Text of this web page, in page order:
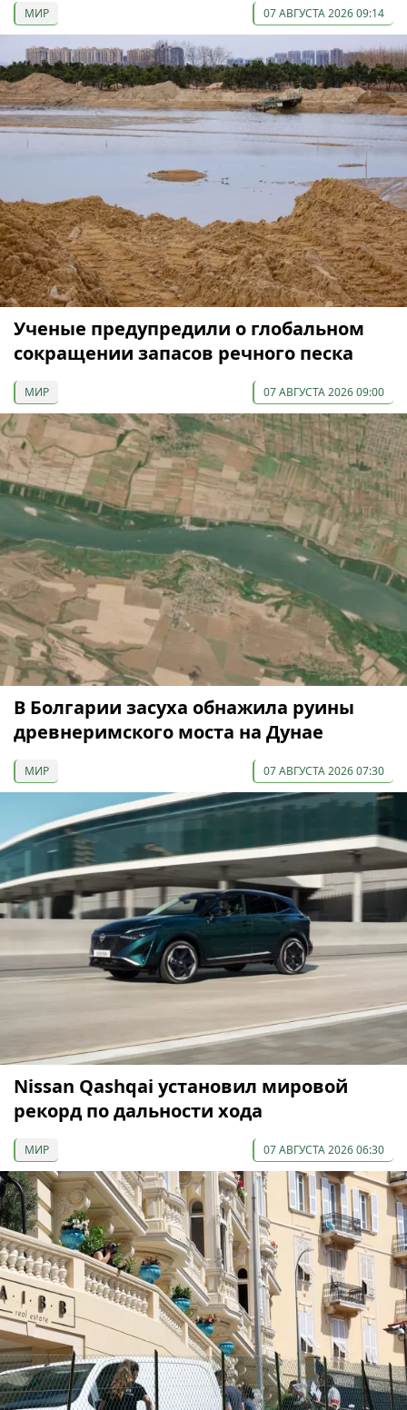
МИР 07 АВГУСТА 2026 09:14
Ученые предупредили о глобальном
сокращении запасов речного песка
МИР 07 АВГУСТА 2026 09:00
В Болгарии засуха обнажила руины
древнеримского моста на Дунае
МИР 07 АВГУСТА 2026 07:30
Nissan Qashqai установил мировой
рекорд по дальности хода
МИР 07 АВГУСТА 2026 06:30